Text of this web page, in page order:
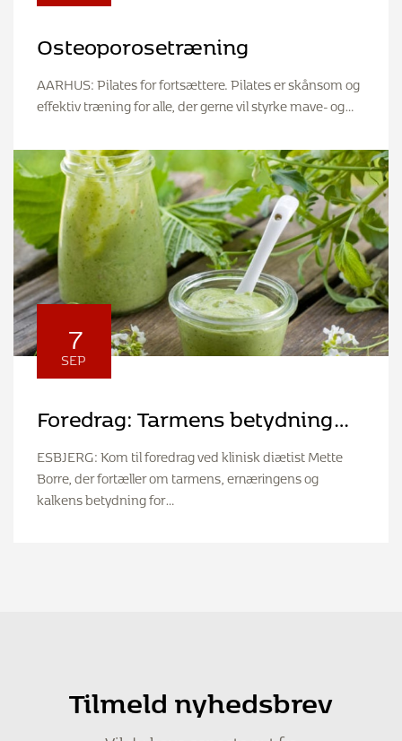
Osteoporosetræning
AARHUS: Pilates for fortsættere. Pilates er skånsom og
effektiv træning for alle, der gerne vil styrke mave- og…
7
SEP
Foredrag: Tarmens betydning
for din sundhed
ESBJERG: Kom til foredrag ved klinisk diætist Mette
Borre, der fortæller om tarmens, ernæringens og
kalkens betydning for…
Tilmeld nyhedsbrev